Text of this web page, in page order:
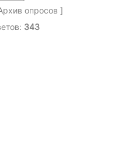
опросов ]
343